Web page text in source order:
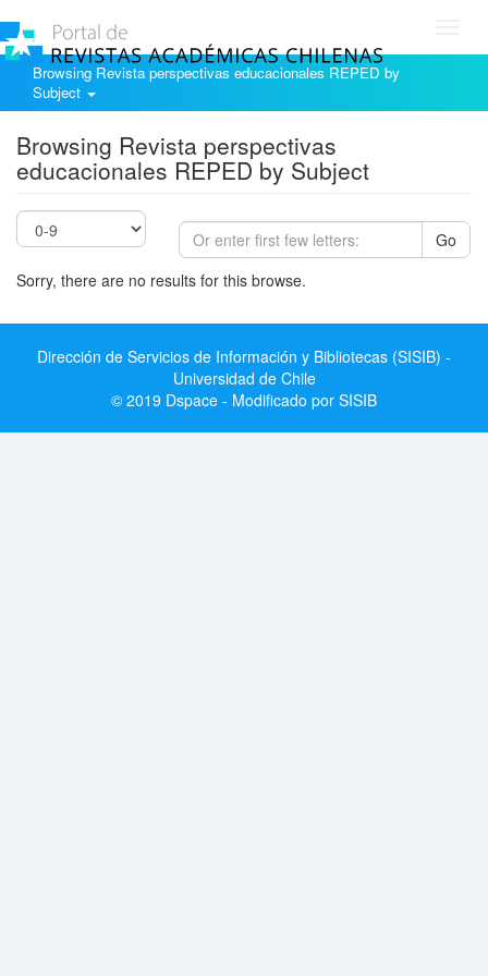
Browsing Revista perspectivas educacionales REPED by
Subject
Browsing Revista perspectivas
educacionales REPED by Subject
Go
Sorry, there are no results for this browse.
Dirección de Servicios de Información y Bibliotecas (SISIB) -
Universidad de Chile
© 2019 Dspace - Modificado por SISIB